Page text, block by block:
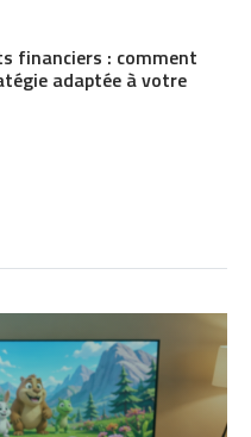
financiers : comment
adaptée à votre